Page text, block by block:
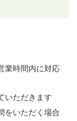
業時間内に対応
いただきます
をいただく場合